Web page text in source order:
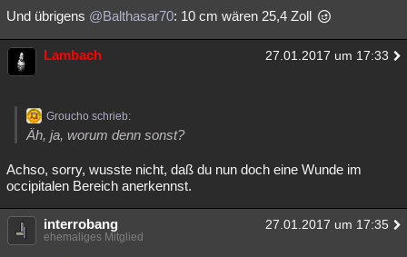
Und übrigens @Balthasar70: 10 cm wären 25,4 Zoll
Lambach 27.01.2017 um 17:33
Groucho schrieb:
Äh, ja, worum denn sonst?
Achso, sorry, wusste nicht, daß du nun doch eine Wunde im
occipitalen Bereich anerkennst.
interrobang 27.01.2017 um 17:35
ehemaliges Mitglied